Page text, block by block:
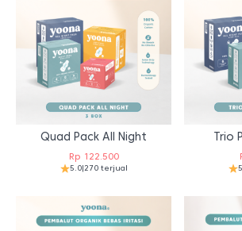
Quad Pack All Night
Rp122.500
5.0|270 terjual
Trio